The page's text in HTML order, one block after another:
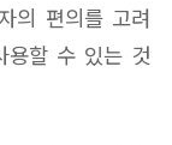
의 편의를 고려
용할 수 있는 것